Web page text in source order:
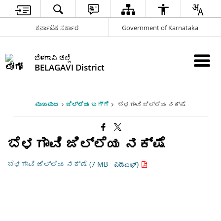
ಕರ್ನಾಟಕ ಸರ್ಕಾರ Government of Karnataka
ಬೆಳಗಾವಿ ಜಿಲ್ಲೆ
BELAGAVI District
ಮುಖಪುಟ ಜಿಲ್ಲೆಯ ಬಗ್ಗೆ ಬೆಳಗಾವಿ ಜಿಲ್ಲೆಯ ನಕ್ಷೆ
ಬೆಳಗಾವಿ ಜಿಲ್ಲೆಯ ನಕ್ಷೆ
ಬೆಳಗಾವಿ ಜಿಲ್ಲೆಯ ನಕ್ಷೆ (7 MBಪಿಡಿಎಫ್)